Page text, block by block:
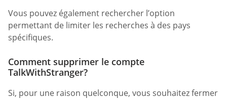
Vous pouvez également rechercher l’option
permettant de limiter les recherches à des pays
spécifiques.
Comment supprimer le compte
TalkWithStranger?
Si, pour une raison quelconque, vous souhaitez fermer